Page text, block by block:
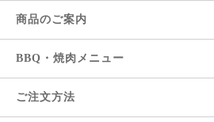
商品のご案内
BBQ・焼肉メニュー
ご注文方法